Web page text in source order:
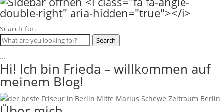
Search for:
Search
...
Hi! Ich bin Frieda – willkommen auf
meinem Blog!